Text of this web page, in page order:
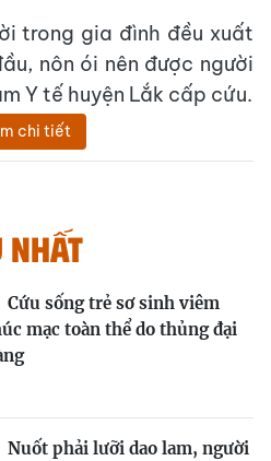
trong gia đình đều xuất
nôn ói nên được người
Y tế huyện Lắk cấp cứu.
chi tiết
nhất
Cứu sống trẻ sơ sinh viêm
mạc toàn thể do thủng đại
Nuốt phải lưỡi dao lam, người